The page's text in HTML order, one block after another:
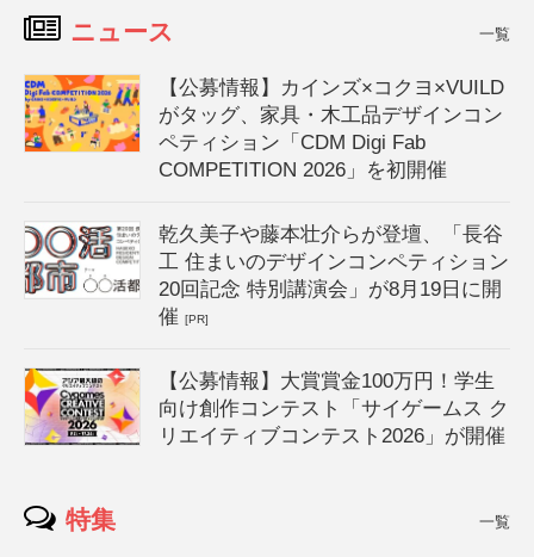
ニュース 一覧
【公募情報】カインズ×コクヨ×VUILD
がタッグ、家具・木工品デザインコン
ペティション「CDM Digi Fab
COMPETITION 2026」を初開催
乾久美子や藤本壮介らが登壇、「長谷
工 住まいのデザインコンペティション
20回記念 特別講演会」が8月19日に開
催[PR]
【公募情報】大賞賞金100万円！学生
向け創作コンテスト「サイゲームス ク
リエイティブコンテスト2026」が開催
特集 一覧